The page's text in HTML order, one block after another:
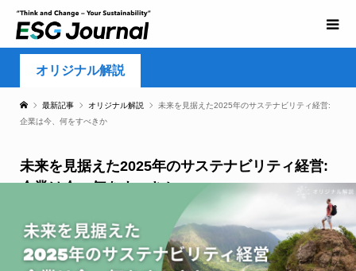
オリジナル解説
最新記事 オリジナル解説
未来を見据えた2025年のサステナビリティ経営:
企業は今、何をすべきか
未来を見据えた2025年のサステナビリティ経営:
企業は今、何をすべきか